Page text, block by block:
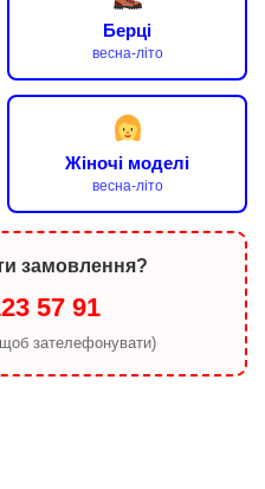
Берці
весна-літо
Жіночі моделі
весна-літо
замовлення?
57 91
зателефонувати)